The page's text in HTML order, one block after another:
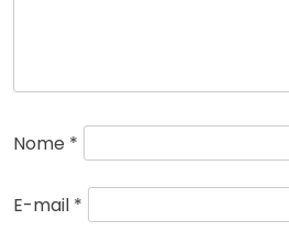
Nome *
E-mail *